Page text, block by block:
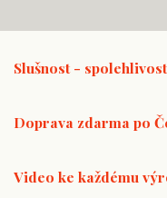
Slušnost -
Doprava zdarma po
Video ke každému